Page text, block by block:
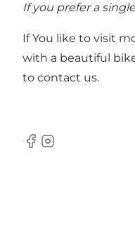
If you prefer a
If You like to visit
with a beautiful
to contact us.
Facebook
Instagram